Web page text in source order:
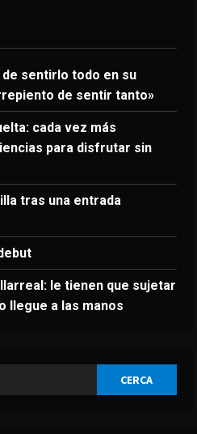
sentirlo todo en su
de sentir tanto»
cada vez más
para disfrutar sin
tras una entrada
le tienen que sujetar
llegue a las manos